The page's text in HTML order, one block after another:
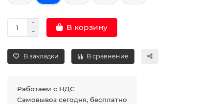
В корзину
В закладки В сравнение
Работаем с НДС
Самовывоз сегодня, бесплатно